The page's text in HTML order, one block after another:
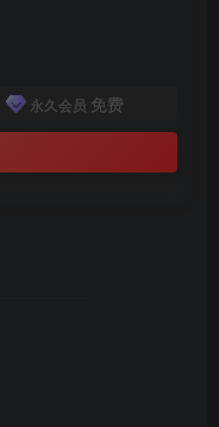
永久会员 免费